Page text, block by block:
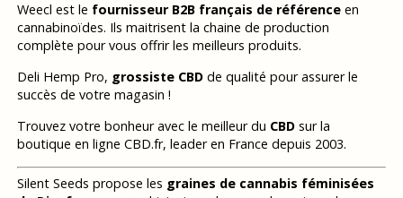
Weecl est le fournisseur B2B français de référenceen
cannabinoïdes. Ils maitrisent la chaine de production
complète pour vous offrir les meilleurs produits.
Deli Hemp Pro, grossiste CBDde qualité pour assurer le
succès de votre magasin !
Trouvez votre bonheur avec le meilleur du CBDsur la
boutique en ligne CBD.fr, leader en France depuis 2003.
Silent Seeds propose les graines de cannabis féminisées